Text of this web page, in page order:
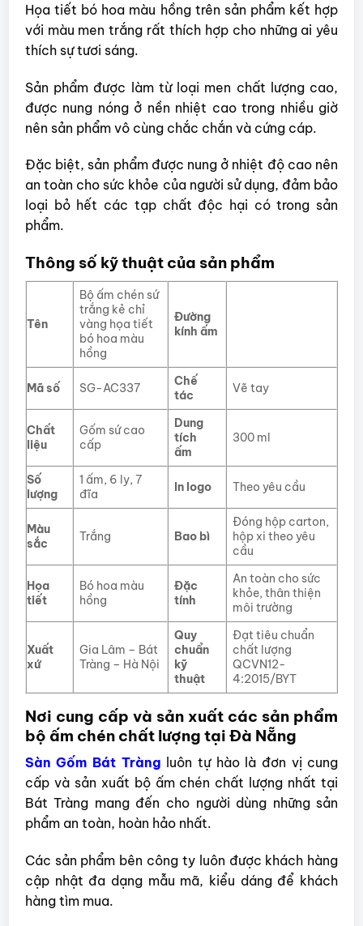
Họa tiết bó hoa màu hồng trên sản phẩm kết hợp
với màu men trắng rất thích hợp cho những ai yêu
thích sự tươi sáng.
Sản phẩm được làm từ loại men chất lượng cao,
được nung nóng ở nền nhiệt cao trong nhiều giờ
nên sản phẩm vô cùng chắc chắn và cứng cáp.
Đặc biệt, sản phẩm được nung ở nhiệt độ cao nên
an toàn cho sức khỏe của người sử dụng, đảm bảo
loại bỏ hết các tạp chất độc hại có trong sản
phẩm.
Thông số kỹ thuật của sản phẩm
Tên
Bộ ấm chén sứ
trắng kẻ chỉ
vàng họa tiết
bó hoa màu
hồng
Đường
kính ấm
Mã số SG-AC337
Chế
tác
Vẽ tay
Chất
liệu
Gốm sứ cao
cấp
Dung
tích
ấm
300 ml
Số
lượng
1 ấm, 6 ly, 7
đĩa
In logo Theo yêu cầu
Màu
sắc
Trắng Bao bì
Đóng hộp carton,
hộp xi theo yêu
cầu
Họa
tiết
Bó hoa màu
hồng
Đặc
tính
An toàn cho sức
khỏe, thân thiện
môi trường
Xuất
xứ
Gia Lâm – Bát
Tràng – Hà Nội
Quy
chuẩn
kỹ
thuật
Đạt tiêu chuẩn
chất lượng
QCVN12-
4:2015/BYT
Nơi cung cấp và sản xuất các sản phẩm
bộ ấm chén chất lượng tại Đà Nẵng
Sàn Gốm Bát Tràng luôn tự hào là đơn vị cung
cấp và sản xuất bộ ấm chén chất lượng nhất tại
Bát Tràng mang đến cho người dùng những sản
phẩm an toàn, hoàn hảo nhất.
Các sản phẩm bên công ty luôn được khách hàng
cập nhật đa dạng mẫu mã, kiểu dáng để khách
hàng tìm mua.